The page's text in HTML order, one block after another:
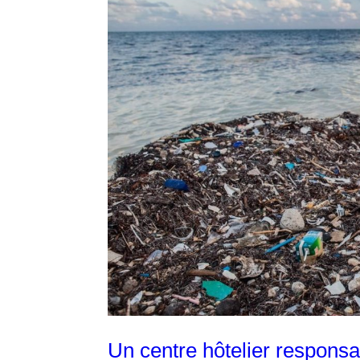
Un centre hôtelier